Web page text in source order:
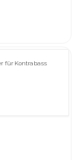
für Kontrabass